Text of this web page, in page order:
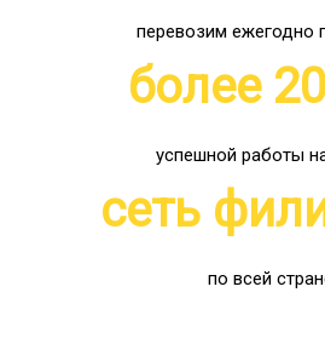
перевозим ежегодно
более
успешной работы
сеть
по всей